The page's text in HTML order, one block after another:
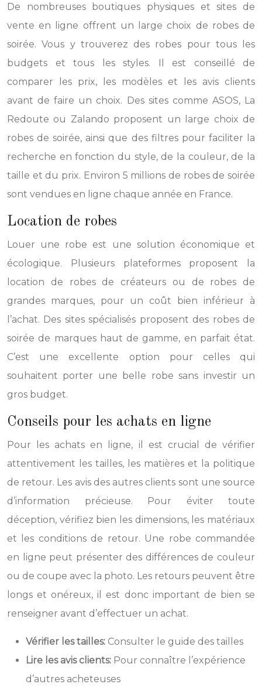
De nombreuses boutiques physiques et sites de
vente en ligne offrent un large choix de robes de
soirée. Vous y trouverez des robes pour tous les
budgets et tous les styles. Il est conseillé de
comparer les prix, les modèles et les avis clients
avant de faire un choix. Des sites comme ASOS, La
Redoute ou Zalando proposent un large choix de
robes de soirée, ainsi que des filtres pour faciliter la
recherche en fonction du style, de la couleur, de la
taille et du prix. Environ 5 millions de robes de soirée
sont vendues en ligne chaque année en France.
Location de robes
Louer une robe est une solution économique et
écologique. Plusieurs plateformes proposent la
location de robes de créateurs ou de robes de
grandes marques, pour un coût bien inférieur à
l’achat. Des sites spécialisés proposent des robes de
soirée de marques haut de gamme, en parfait état.
C’est une excellente option pour celles qui
souhaitent porter une belle robe sans investir un
gros budget.
Conseils pour les achats en ligne
Pour les achats en ligne, il est crucial de vérifier
attentivement les tailles, les matières et la politique
de retour. Les avis des autres clients sont une source
d’information précieuse. Pour éviter toute
déception, vérifiez bien les dimensions, les matériaux
et les conditions de retour. Une robe commandée
en ligne peut présenter des différences de couleur
ou de coupe avec la photo. Les retours peuvent être
longs et onéreux, il est donc important de bien se
renseigner avant d’effectuer un achat.
Vérifier les tailles: Consulter le guide des tailles
Lire les avis clients: Pour connaître l’expérience
d’autres acheteuses